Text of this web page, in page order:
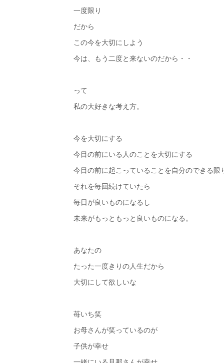
一度限り
だから
この今を大切にしよう
今は、もう二度と来ないのだから・・
って
私の大好きな考え方。
今を大切にする
今目の前にいる人のことを大切にする
今目の前に起こっていることを自分のできる限
それを毎回続けていたら
毎日が良いものになるし
未来がもっともっと良いものになる。
あなたの
たった一度きりの人生だから
大切にして欲しいな
苺いち笑
お母さんが笑っているのが
子供が幸せ